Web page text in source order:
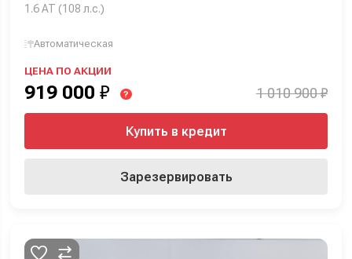
1.6 AT (108 л.с.)
Автоматическая
ЦЕНА ПО АКЦИИ
919 000 ₽ ? 1 010 900 ₽
Купить в кредит
Зарезервировать